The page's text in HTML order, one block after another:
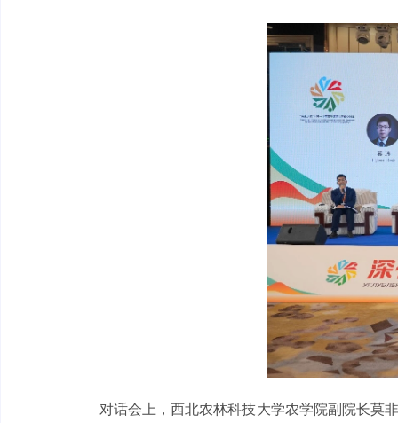
对话会上，西北农林科技大学农学院副院长莫